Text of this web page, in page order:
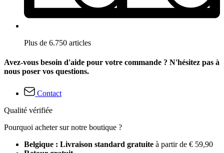
Plus de 6.750 articles
Avez-vous besoin d'aide pour votre commande ? N'hésitez pas à
nous poser vos questions.
Contact
Qualité vérifiée
Pourquoi acheter sur notre boutique ?
Belgique : Livraison standard gratuite à partir de € 59,90